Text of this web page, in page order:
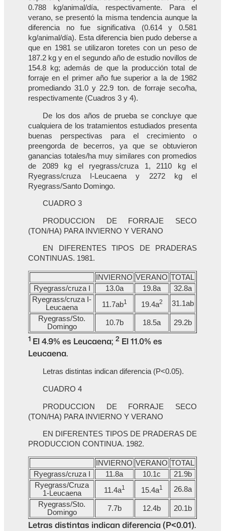
0.788 kg/animal/día, respectivamente. Para el
verano, se presentó la misma tendencia aunque la
diferencia no fue significativa (0.614 y 0.581
kg/animal/día). Esta diferencia bien pudo deberse a
que en 1981 se utilizaron toretes con un peso de
187.2 kg y en el segundo año de estudio novillos de
154.8 kg; además de que la producción total de
forraje en el primer año fue superior a la de 1982
promediando 31.0 y 22.9 ton. de forraje seco/ha,
respectivamente (Cuadros 3 y 4).
De los dos años de prueba se concluye que
cualquiera de los tratamientos estudiados presenta
buenas perspectivas para el crecimiento o
preengorda de becerros, ya que se obtuvieron
ganancias totales/ha muy similares con promedios
de 2089 kg el ryegrass/cruza 1, 2110 kg el
Ryegrass/cruza I-Leucaena y 2272 kg el
Ryegrass/Santo Domingo.
CUADRO 3
PRODUCCION DE FORRAJE SECO
(TON/HA) PARA INVIERNO Y VERANO
EN DIFERENTES TIPOS DE PRADERAS
CONTINUAS. 1981.
INVIERNO VERANO TOTAL
Ryegrass/cruza I
13.0a 19.8a
32.8a
Ryegrass/cruza I-
Leucaena
11.7ab1 19.4a2
31.1ab
Ryegrass/Sto.
Domingo
10.7b 18.5a 29.2b
1 El 4.9% es Leucaena; 2 El 11.0% es
Leucaena.
Letras distintas indican diferencia (P<0.05).
CUADRO 4
PRODUCCION DE FORRAJE SECO
(TON/HA) PARA INVIERNO Y VERANO
EN DIFERENTES TIPOS DE PRADERAS DE
PRODUCCION CONTINUA. 1982.
INVIERNO VERANO TOTAL
Ryegrass/cruza I
11.8a 10.1c
21.9b
Ryegrass/Cruza
1-Leucaena
11.4a1 15.4a1
26.8a
Ryegrass/Sto.
Domingo
7.7b 12.4b 20.1b
Letras distintas indican diferencia (P<0.01).